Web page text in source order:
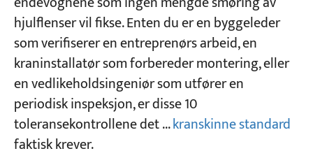
De 10 toleransekontrollene (grad 2)
Kontroll 1 — Spannmålstoleranse ΔS
Kontroll 2 — Skinneretthet i horisontalplanet
(full lengde) B
Kontroll 3 — Skinneretthet i horisontalplanet
(2000 mm prøve) b
hjulflenser vil fikse. Enten du er en byggeleder
som verifiserer en entreprenørs arbeid, en
kraninstallatør som forbereder montering, eller
en vedlikeholdsingeniør som utfører en
periodisk inspeksjon, er disse 10
toleransekontrollene det ...kranskinne standard
faktisk krever.